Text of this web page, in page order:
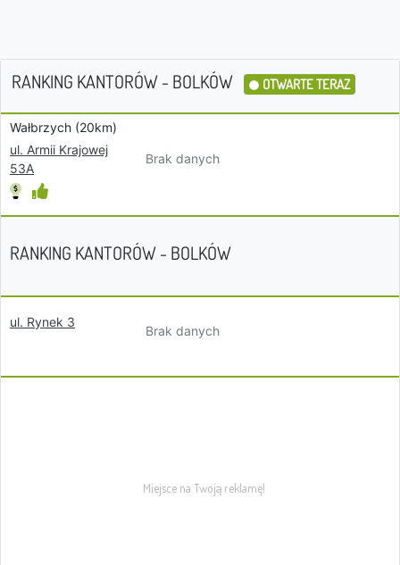
RANKING KANTORÓW - BOLKÓW OTWARTE TERAZ
Wałbrzych (20km)
ul. Armii Krajowej
53A
Brak danych
RANKING KANTORÓW - BOLKÓW
ul. Rynek 3
Brak danych